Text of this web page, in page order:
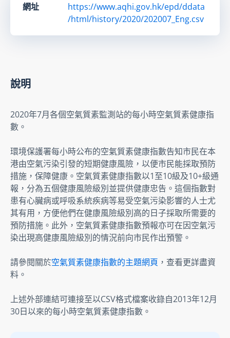
網址
https://www.aqhi.gov.hk/epd/ddata
/html/history/2020/202007_Eng.csv
說明
2020年7月各個空氣質素監測站的每小時空氣質素健康指
數。
環境保護署每小時公布的空氣質素健康指數告知市民在本
港由空氣污染引發的短期健康風險，以便市民能採取預防
措施，保障健康。空氣質素健康指數以1至10級及10+級通
報，分為五個健康風險級別並提供健康忠告。這個指數對
患有心臟病或呼吸系統疾病等易受空氣污染影響的人士尤
其有用，方便他們在健康風險級別高的日子採取所需要的
預防措施。此外，空氣質素健康指數預報亦可在因空氣污
染出現高健康風險級別的情況前向市民作出預警。
請參閱關於空氣質素健康指數的主題網頁 ，查看更詳盡資
料。
上述外部連結可連接至以CSV格式檔案收錄自2013年12月
30日以來的每小時空氣質素健康指數。